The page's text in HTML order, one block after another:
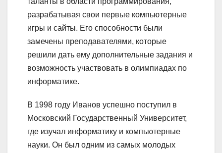
разрабатывая свои первые компьютерные
игры и сайты. Его способности были
замечены преподавателями, которые
решили дать ему дополнительные задания и
возможность участвовать в олимпиадах по
информатике.
В 1998 году Иванов успешно поступил в
Московский Государственный Университет,
где изучал информатику и компьютерные
науки. Он был одним из самых молодых